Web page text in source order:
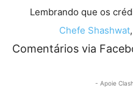
Lembrando que os
Chefe Shashwat
Comentários via
- Apoie